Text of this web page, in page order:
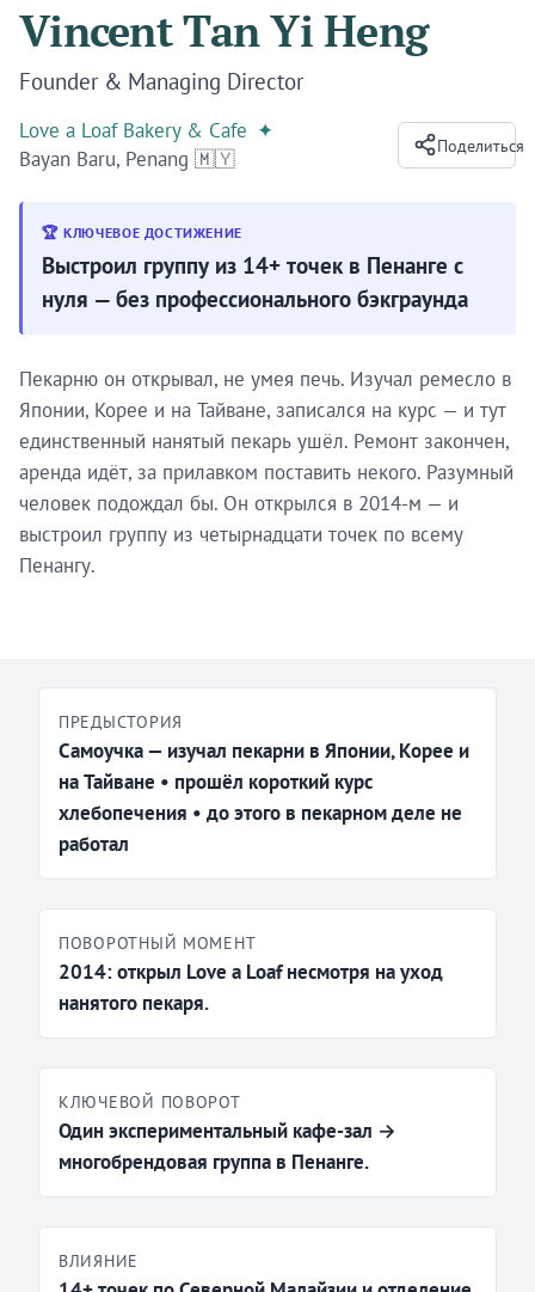
Vincent Tan Yi Heng
Founder & Managing Director
Love a Loaf Bakery & Cafe ✦
Bayan Baru, Penang 🇲🇾
Поделиться
🏆 КЛЮЧЕВОЕ ДОСТИЖЕНИЕ
Выстроил группу из 14+ точек в Пенанге с
нуля — без профессионального бэкграунда
Пекарню он открывал, не умея печь. Изучал ремесло в
Японии, Корее и на Тайване, записался на курс — и тут
единственный нанятый пекарь ушёл. Ремонт закончен,
аренда идёт, за прилавком поставить некого. Разумный
человек подождал бы. Он открылся в 2014-м — и
выстроил группу из четырнадцати точек по всему
Пенангу.
ПРЕДЫСТОРИЯ
Самоучка — изучал пекарни в Японии, Корее и
на Тайване • прошёл короткий курс
хлебопечения • до этого в пекарном деле не
работал
ПОВОРОТНЫЙ МОМЕНТ
2014: открыл Love a Loaf несмотря на уход
нанятого пекаря.
КЛЮЧЕВОЙ ПОВОРОТ
Один экспериментальный кафе-зал →
многобрендовая группа в Пенанге.
ВЛИЯНИЕ